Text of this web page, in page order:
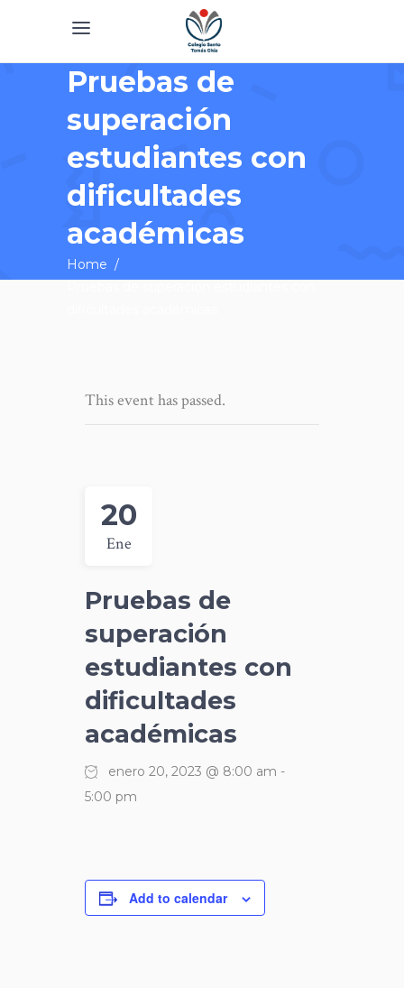
Pruebas de
superación
estudiantes con
dificultades
académicas
Home /
This event has passed.
20
Ene
Pruebas de
superación
estudiantes con
dificultades
académicas
enero 20, 2023 @ 8:00 am -
5:00 pm
Add to calendar